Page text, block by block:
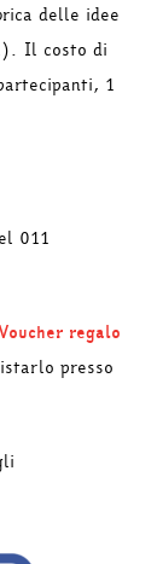
delle idee
Il costo di
1
011
regalo
presso